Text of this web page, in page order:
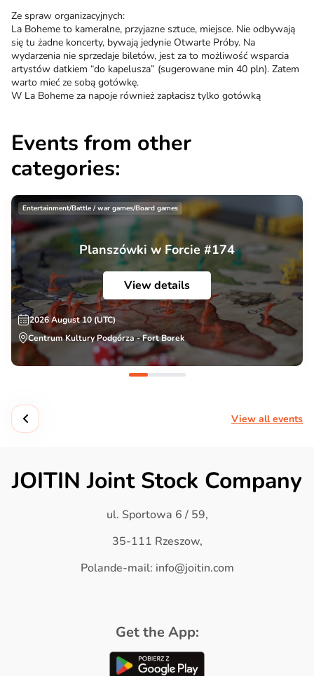
Ze spraw organizacyjnych:
La Boheme to kameralne, przyjazne sztuce, miejsce. Nie odbywają
się tu żadne koncerty, bywają jedynie Otwarte Próby. Na
wydarzenia nie sprzedaje biletów, jest za to możliwość wsparcia
artystów datkiem “do kapelusza” (sugerowane min 40 pln). Zatem
warto mieć ze sobą gotówkę.
W La Boheme za napoje również zapłacisz tylko gotówką
Events from other
categories:
Entertainment/Battle / war games/Board games
Planszówki w Forcie #174
View details
2026 August 10 (UTC)
Centrum Kultury Podgórza - Fort Borek
View all events
JOITIN Joint Stock Company
ul. Sportowa 6 / 59,
35-111 Rzeszow,
Polande-mail: info@joitin.com
Get the App: